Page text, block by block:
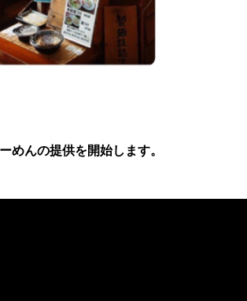
んの提供を開始します。